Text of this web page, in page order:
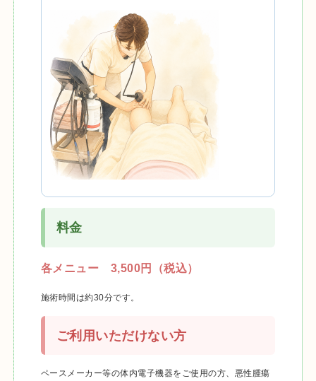
料金
各メニュー 3,500円（税込）
施術時間は約30分です。
ご利用いただけない方
ペースメーカー等の体内電子機器をご使用の方、悪性腫瘍